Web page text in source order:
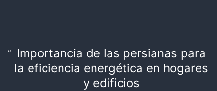
Importancia de las persianas para
la eficiencia energética en hogares
y edificios